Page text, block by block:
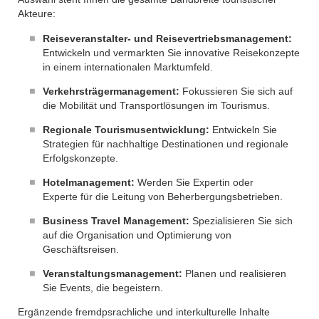
Akteure:
Reiseveranstalter- und Reisevertriebsmanagement:
Entwickeln und vermarkten Sie innovative Reisekonzepte
in einem internationalen Marktumfeld.
Verkehrsträgermanagement: Fokussieren Sie sich auf
die Mobilität und Transportlösungen im Tourismus.
Regionale Tourismusentwicklung: Entwickeln Sie
Strategien für nachhaltige Destinationen und regionale
Erfolgskonzepte.
Hotelmanagement: Werden Sie Expertin oder
Experte für die Leitung von Beherbergungsbetrieben.
Business Travel Management: Spezialisieren Sie sich
auf die Organisation und Optimierung von
Geschäftsreisen.
Veranstaltungsmanagement: Planen und realisieren
Sie Events, die begeistern.
Ergänzende fremdpsrachliche und interkulturelle Inhalte